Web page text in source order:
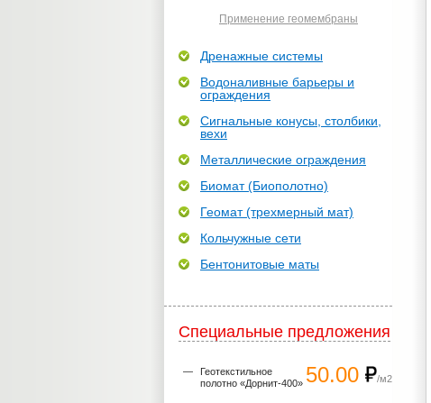
Применение геомембраны
Дренажные системы
Водоналивные барьеры и
ограждения
Сигнальные конусы, столбики,
вехи
Металлические ограждения
Биомат (Биополотно)
Геомат (трехмерный мат)
Кольчужные сети
Бентонитовые маты
Специальные предложения
50.00 /м2
Геотекстильное
полотно «Дорнит-400»